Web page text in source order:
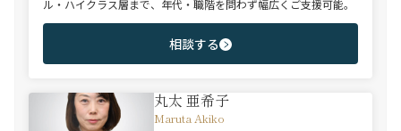
ル・ハイクラス層まで、年代・職階を問わず幅広くご支援可能。
相談する
丸太 亜希子
Maruta Akiko